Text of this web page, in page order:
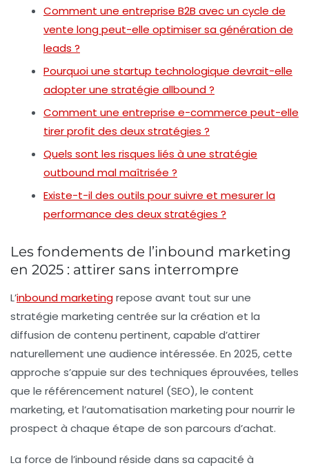
Comment une entreprise B2B avec un cycle de
vente long peut-elle optimiser sa génération de
leads ?
Pourquoi une startup technologique devrait-elle
adopter une stratégie allbound ?
Comment une entreprise e-commerce peut-elle
tirer profit des deux stratégies ?
Quels sont les risques liés à une stratégie
outbound mal maîtrisée ?
Existe-t-il des outils pour suivre et mesurer la
performance des deux stratégies ?
Les fondements de l’inbound marketing
en 2025 : attirer sans interrompre
L’inbound marketingrepose avant tout sur une
stratégie marketing centrée sur la création et la
diffusion de contenu pertinent, capable d’attirer
naturellement une audience intéressée. En 2025, cette
approche s’appuie sur des techniques éprouvées, telles
que le référencement naturel (SEO), le content
marketing, et l’automatisation marketing pour nourrir le
prospect à chaque étape de son parcours d’achat.
La force de l’inbound réside dans sa capacité à